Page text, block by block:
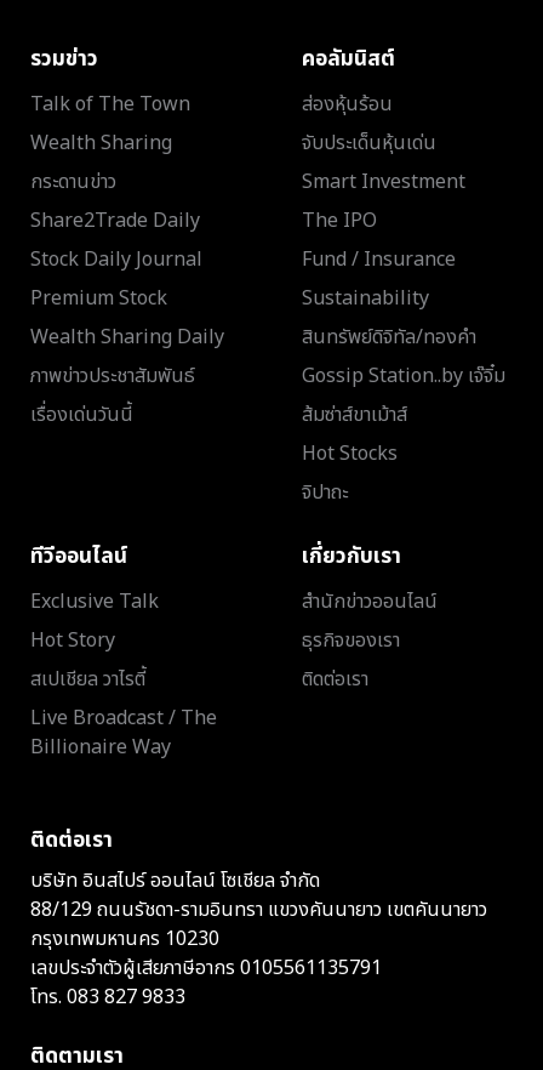
รวมข่าว
Talk of The Town
Wealth Sharing
กระดานข่าว
Share2Trade Daily
Stock Daily Journal
Premium Stock
Wealth Sharing Daily
ภาพข่าวประชาสัมพันธ์
เรื่องเด่นวันนี้
คอลัมนิสต์
ส่องหุ้นร้อน
จับประเด็นหุ้นเด่น
Smart Investment
The IPO
Fund / Insurance
Sustainability
สินทรัพย์ดิจิทัล/ทองคำ
Gossip Station..by เจ๊จิ๋ม
ส้มซ่าส์ขาเม้าส์
Hot Stocks
จิปาถะ
ทีวีออนไลน์
Exclusive Talk
Hot Story
สเปเชียล วาไรตี้
Live Broadcast / The
Billionaire Way
เกี่ยวกับเรา
สำนักข่าวออนไลน์
ธุรกิจของเรา
ติดต่อเรา
ติดต่อเรา
บริษัท อินสไปร์ ออนไลน์ โซเชียล จำกัด
88/129 ถนนรัชดา-รามอินทรา แขวงคันนายาว เขตคันนายาว
กรุงเทพมหานคร 10230
เลขประจำตัวผู้เสียภาษีอากร 0105561135791
โทร. 083 827 9833
ติดตามเรา